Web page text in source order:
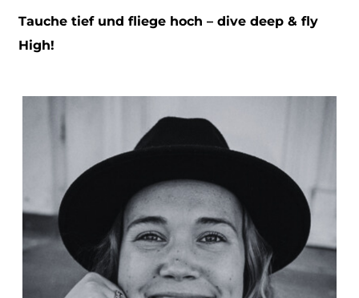
CLASSES
MEMBERSHIPS | PRICES
SCHEDULE
AUSBILDUNG
Tauche tief und fliege hoch – dive deep & fly
High!